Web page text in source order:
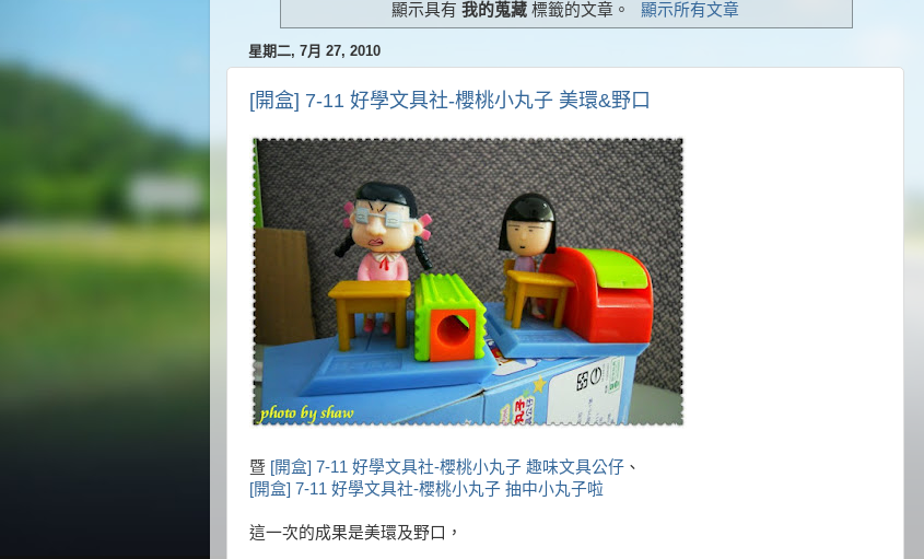
顯示具有我的蒐藏 標籤的文章。 顯示所有文章
星期二, 7月 27, 2010
[開盒] 7-11 好學文具社-櫻桃小丸子 美環&野口
暨 [開盒] 7-11 好學文具社-櫻桃小丸子 趣味文具公仔 、
[開盒] 7-11 好學文具社-櫻桃小丸子 抽中小丸子啦
這一次的成果是美環及野口，